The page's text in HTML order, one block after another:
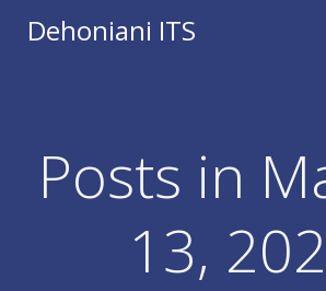
Dehoniani ITS
Posts in
13,